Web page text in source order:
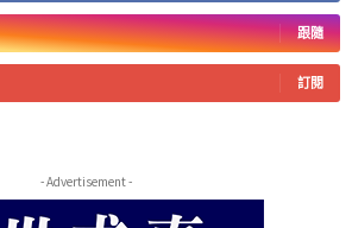
跟隨
訂閱
- Advertisement -